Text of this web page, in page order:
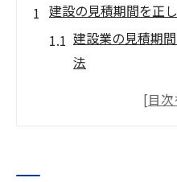
建設の見積期間を正
建設業の見積期
法
建設見積期間の